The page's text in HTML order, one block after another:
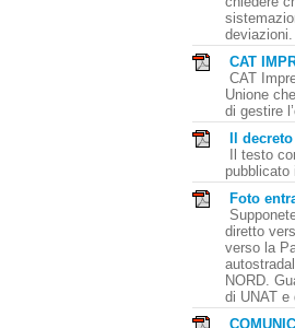
deviazioni.
CAT
CAT
Unione
di gestire
Il
Il testo
pubblicato
Foto
diretto
verso la
NORD.
di UNAT